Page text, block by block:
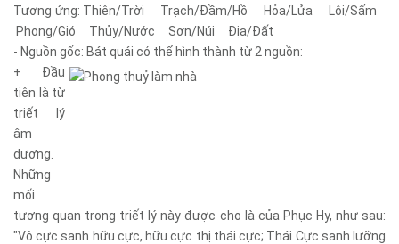
Tương ứng: Thiên/Trời Trạch/Đầm/Hồ Hỏa/Lửa Lôi/Sấm
Phong/Gió Thủy/Nước Sơn/Núi Địa/Đất
- Nguồn gốc: Bát quái có thể hình thành từ 2 nguồn:
+ Đầu
tiên là từ
triết lý
âm
dương.
Những
mối
tương quan trong triết lý này được cho là của Phục Hy, như sau:
"Vô cực sanh hữu cực, hữu cực thị thái cực; Thái Cực sanh lưỡng